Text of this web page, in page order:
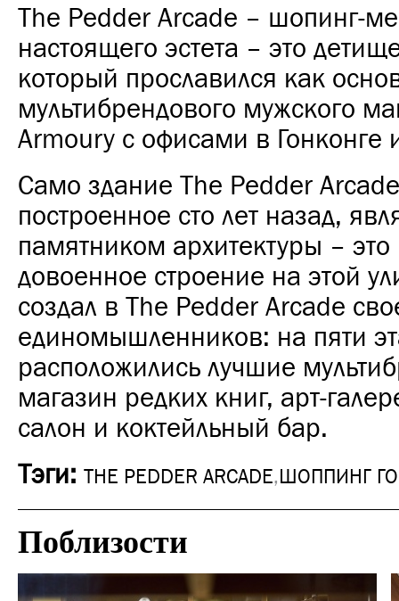
The Pedder Arcade – шопинг-
настоящего эстета – это
который прославился как
мультибрендового мужского
Armoury с офисами в
Само здание The Pedder
построенное сто лет назад,
памятником архитектуры – это
довоенное строение на этой
создал в The Pedder Arcade
единомышленников: на пяти
расположились лучшие
магазин редких книг, арт-
салон и коктейльный бар.
Тэги: THE PEDDER ARCADE,ШОППИНГ
Поблизости